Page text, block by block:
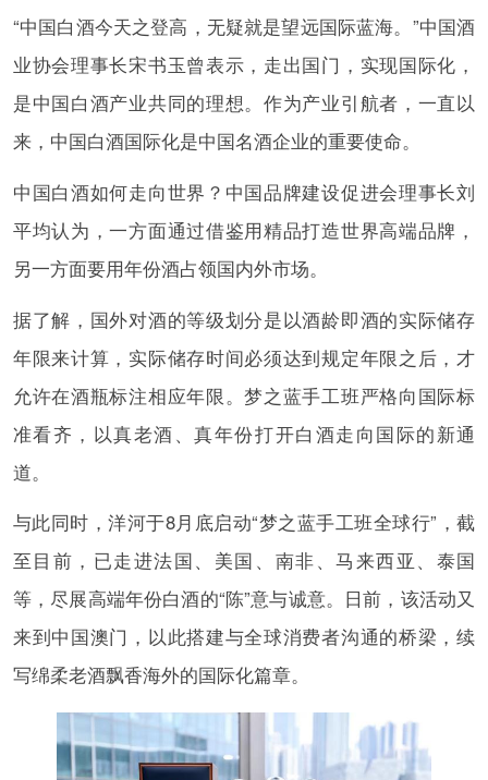
“中国白酒今天之登高，无疑就是望远国际蓝海。”中国酒
业协会理事长宋书玉曾表示，走出国门，实现国际化，
是中国白酒产业共同的理想。作为产业引航者，一直以
来，中国白酒国际化是中国名酒企业的重要使命。
中国白酒如何走向世界？中国品牌建设促进会理事长刘
平均认为，一方面通过借鉴用精品打造世界高端品牌，
另一方面要用年份酒占领国内外市场。
据了解，国外对酒的等级划分是以酒龄即酒的实际储存
年限来计算，实际储存时间必须达到规定年限之后，才
允许在酒瓶标注相应年限。梦之蓝手工班严格向国际标
准看齐，以真老酒、真年份打开白酒走向国际的新通
道。
与此同时，洋河于8月底启动“梦之蓝手工班全球行”，截
至目前，已走进法国、美国、南非、马来西亚、泰国
等，尽展高端年份白酒的“陈”意与诚意。日前，该活动又
来到中国澳门，以此搭建与全球消费者沟通的桥梁，续
写绵柔老酒飘香海外的国际化篇章。